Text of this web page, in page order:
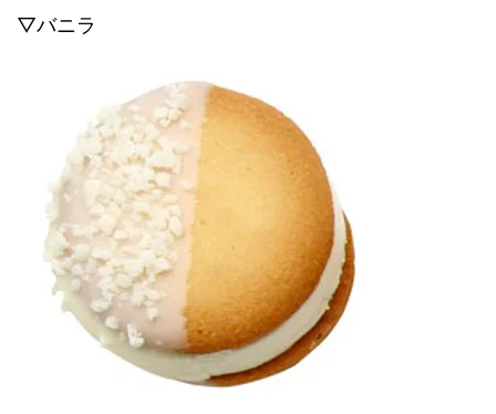
▽バニラ